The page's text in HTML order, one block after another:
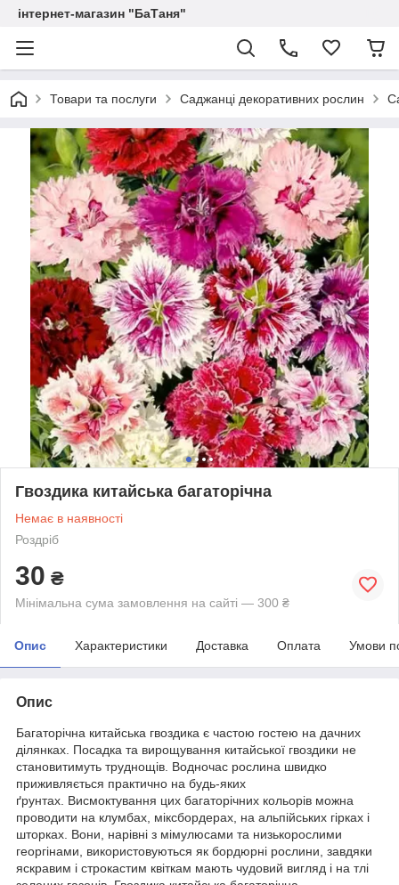
інтернет-магазин "БаТаня"
Товари та послуги Саджанці декоративних рослин
Гвоздика китайська багаторічна
Немає в наявності
Роздріб
30 ₴
Мінімальна сума замовлення на сайті — 300 ₴
Опис Характеристики Доставка Оплата Умови
Опис
Багаторічна китайська гвоздика є частою гостею на дачних
ділянках. Посадка та вирощування китайської гвоздики не
становитимуть труднощів. Водночас рослина швидко
приживляється практично на будь-яких
ґрунтах. Висмоктування цих багаторічних кольорів можна
проводити на клумбах, міксбордерах, на альпійських гірках і
шторках. Вони, нарівні з мімулюсами та низькорослими
георгінами, використовуються як бордюрні рослини, завдяки
яскравим і строкастим квіткам мають чудовий вигляд і на тлі